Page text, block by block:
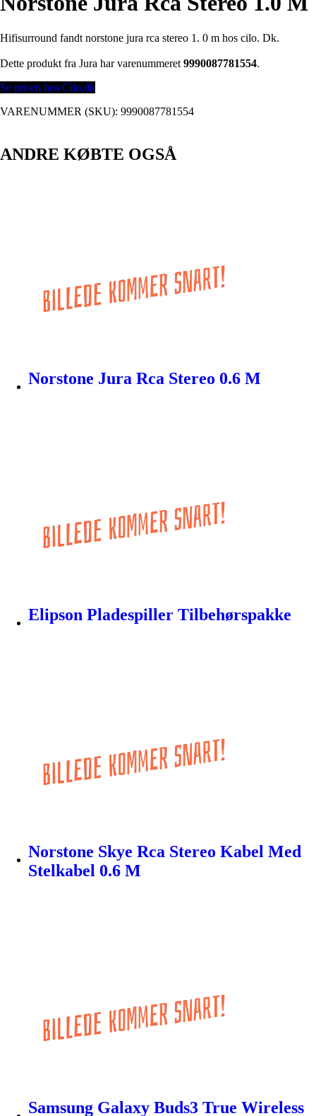
Hifisurround fandt norstone jura rca stereo 1. 0 m hos cilo. Dk.
Dette produkt fra Jura har varenummeret 9990087781554.
Se prisen hos Cilo.dk
VARENUMMER (SKU): 9990087781554
ANDRE KØBTE OGSÅ
Norstone Jura Rca Stereo 0.6 M
Elipson Pladespiller Tilbehørspakke
Norstone Skye Rca Stereo Kabel Med
Stelkabel 0.6 M
Samsung Galaxy Buds3 True Wireless